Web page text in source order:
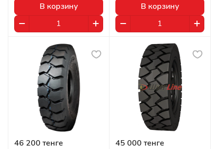
В корзину В корзину
46 200 тенге 45 000 тенге